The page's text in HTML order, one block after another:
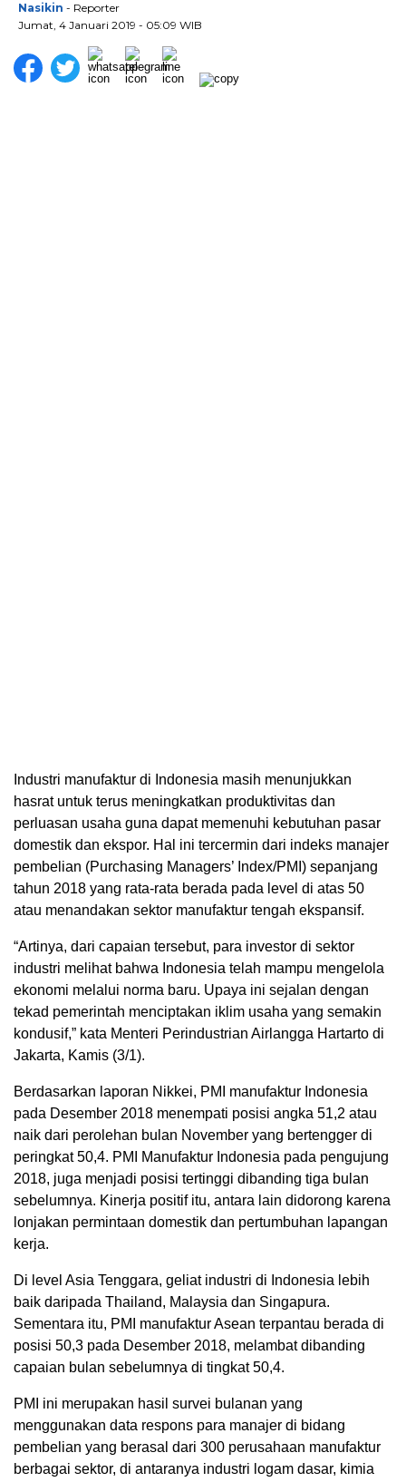
Nasikin - Reporter
Jumat, 4 Januari 2019 - 05:09 WIB
Industri manufaktur di Indonesia masih menunjukkan
hasrat untuk terus meningkatkan produktivitas dan
perluasan usaha guna dapat memenuhi kebutuhan pasar
domestik dan ekspor. Hal ini tercermin dari indeks manajer
pembelian (Purchasing Managers’ Index/PMI) sepanjang
tahun 2018 yang rata-rata berada pada level di atas 50
atau menandakan sektor manufaktur tengah ekspansif.
“Artinya, dari capaian tersebut, para investor di sektor
industri melihat bahwa Indonesia telah mampu mengelola
ekonomi melalui norma baru. Upaya ini sejalan dengan
tekad pemerintah menciptakan iklim usaha yang semakin
kondusif,” kata Menteri Perindustrian Airlangga Hartarto di
Jakarta, Kamis (3/1).
Berdasarkan laporan Nikkei, PMI manufaktur Indonesia
pada Desember 2018 menempati posisi angka 51,2 atau
naik dari perolehan bulan November yang bertengger di
peringkat 50,4. PMI Manufaktur Indonesia pada pengujung
2018, juga menjadi posisi tertinggi dibanding tiga bulan
sebelumnya. Kinerja positif itu, antara lain didorong karena
lonjakan permintaan domestik dan pertumbuhan lapangan
kerja.
Di level Asia Tenggara, geliat industri di Indonesia lebih
baik daripada Thailand, Malaysia dan Singapura.
Sementara itu, PMI manufaktur Asean terpantau berada di
posisi 50,3 pada Desember 2018, melambat dibanding
capaian bulan sebelumnya di tingkat 50,4.
PMI ini merupakan hasil survei bulanan yang
menggunakan data respons para manajer di bidang
pembelian yang berasal dari 300 perusahaan manufaktur
berbagai sektor, di antaranya industri logam dasar, kimia